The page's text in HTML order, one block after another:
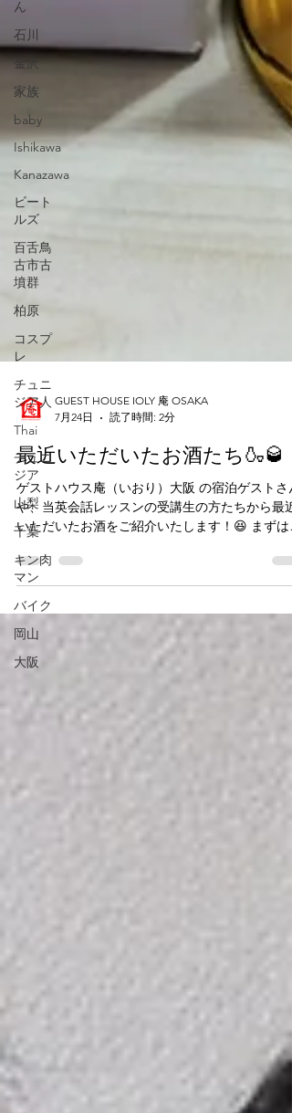
ん
石川
金沢
家族
baby
Ishikawa
Kanazawa
ビート
ルズ
百舌鳥
古市古
墳群
柏原
コスプ
レ
チュニ
ジア人
Thai
チュニ
ジア
山梨
千葉
キン肉
マン
バイク
岡山
大阪
7月24日
読了時間: 2分
最近いただいたお酒たち🍶🥃
ゲストハウス庵（いおり）大阪 の宿泊ゲストさん
や、当英会話レッスンの受講生の方たちから最近
いただいたお酒をご紹介いたします！😆 まずは
ゲストハウス庵の常連さんである韓国・釜山の男
性が、前回は日本でいう日本酒のようなお酒をく
ださったのですが、今回は高麗人参酒をください
ました。 まず、瓶の蓋を開けるのに一苦労し、そ
れを彼にインスタグラム・メッセージで伝える
と、開けにくい場合の対処法がネットに掲載され
ているのを送ってくれました。韓国語で。 それを
スマートフォンの翻訳カメラで読み取ると、ヘア
ドライヤーで蓋を温めると緩くなって開けること
ができるとのこと。半信半疑でやってみると、は
ると、良薬は口に苦しということなのでしょう
か、実に苦かったです…。😅 次に、以前一度お
しに来られています！ このお方、関東にお住まい
だったこともあったり